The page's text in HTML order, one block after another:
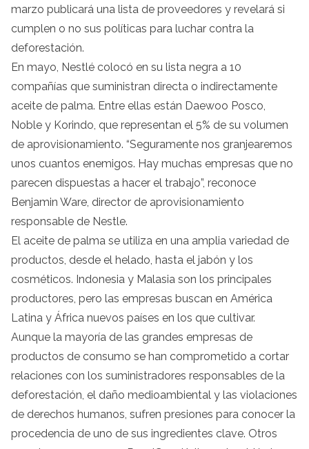
marzo publicará una lista de proveedores y revelará si
cumplen o no sus políticas para luchar contra la
deforestación.
En mayo, Nestlé colocó en su lista negra a 10
compañías que suministran directa o indirectamente
aceite de palma. Entre ellas están Daewoo Posco,
Noble y Korindo, que representan el 5% de su volumen
de aprovisionamiento. “Seguramente nos granjearemos
unos cuantos enemigos. Hay muchas empresas que no
parecen dispuestas a hacer el trabajo”, reconoce
Benjamin Ware, director de aprovisionamiento
responsable de Nestle.
El aceite de palma se utiliza en una amplia variedad de
productos, desde el helado, hasta el jabón y los
cosméticos. Indonesia y Malasia son los principales
productores, pero las empresas buscan en América
Latina y África nuevos países en los que cultivar.
Aunque la mayoría de las grandes empresas de
productos de consumo se han comprometido a cortar
relaciones con los suministradores responsables de la
deforestación, el daño medioambiental y las violaciones
de derechos humanos, sufren presiones para conocer la
procedencia de uno de sus ingredientes clave. Otros